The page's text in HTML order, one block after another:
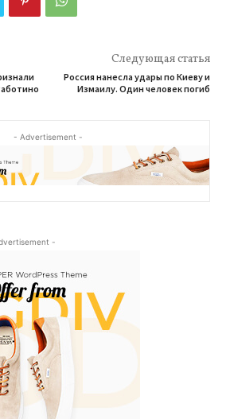
Следующая статья
Россия нанесла удары по Киеву и
Измаилу. Один человек погиб
- Advertisement -
-